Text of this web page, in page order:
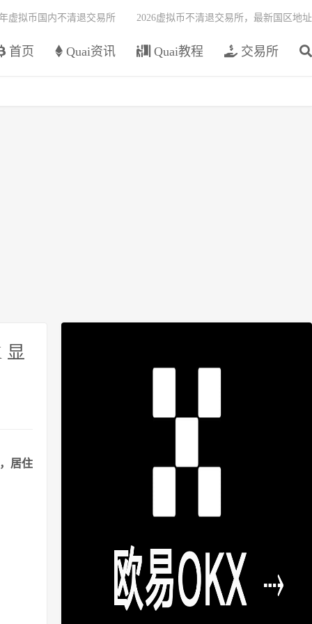
首页 Quai资讯 Quai教程 交易所
虚拟币国内不清退交易所 2026虚拟币不清退交易所，最新国区地址
显
居住